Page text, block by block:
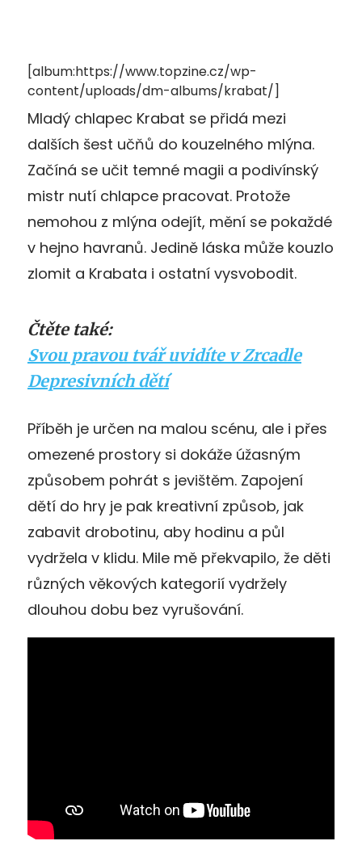
[album:https://www.topzine.cz/wp-
content/uploads/dm-albums/krabat/]
Mladý chlapec Krabat se přidá mezi
dalších šest učňů do kouzelného mlýna.
Začíná se učit temné magii a podivínský
mistr nutí chlapce pracovat. Protože
nemohou z mlýna odejít, mění se pokaždé
v hejno havranů. Jedině láska může kouzlo
zlomit a Krabata i ostatní vysvobodit.
Čtěte také:
Svou pravou tvář uvidíte v Zrcadle
Depresivních dětí
Příběh je určen na malou scénu, ale i přes
omezené prostory si dokáže úžasným
způsobem pohrát s jevištěm. Zapojení
dětí do hry je pak kreativní způsob, jak
zabavit drobotinu, aby hodinu a půl
vydržela v klidu. Mile mě překvapilo, že děti
různých věkových kategorií vydržely
dlouhou dobu bez vyrušování.